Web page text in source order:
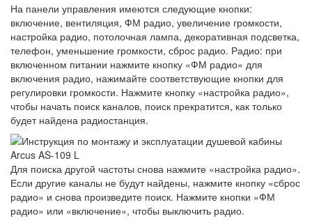
На панели управления имеются следующие кнопки:
включение, вентиляция, ФМ радио, увеличение громкости,
настройка радио, потолочная лампа, декоративная подсветка,
телефон, уменьшение громкости, сброс радио. Радио: при
включенном питании нажмите кнопку «ФМ радио» для
включения радио, нажимайте соответствующие кнопки для
регулировки громкости. Нажмите кнопку «настройка радио»,
чтобы начать поиск каналов, поиск прекратится, как только
будет найдена радиостанция.
Для поиска другой частоты снова нажмите «настройка радио».
Если другие каналы не будут найдены, нажмите кнопку «сброс
радио» и снова произведите поиск. Нажмите кнопки «ФМ
радио» или «включение», чтобы выключить радио.